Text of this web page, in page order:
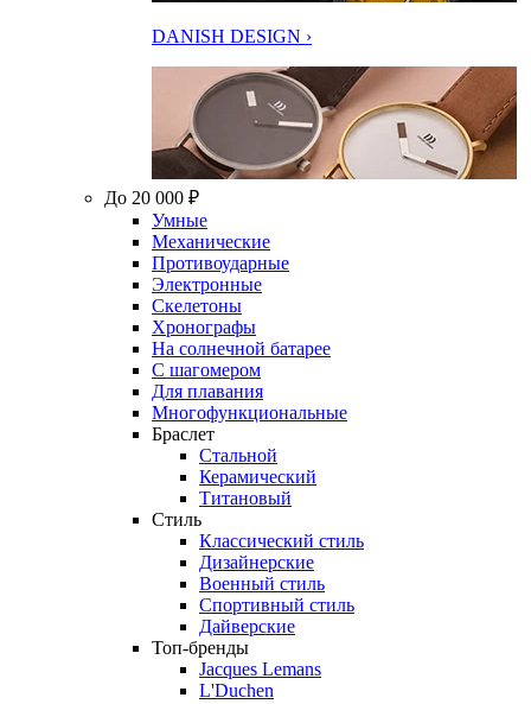
DANISH DESIGN ›
До 20 000 ₽
Умные
Механические
Противоударные
Электронные
Скелетоны
Хронографы
На солнечной батарее
С шагомером
Для плавания
Многофункциональные
Браслет
Стальной
Керамический
Титановый
Стиль
Классический стиль
Дизайнерские
Военный стиль
Спортивный стиль
Дайверские
Топ-бренды
Jacques Lemans
L'Duchen